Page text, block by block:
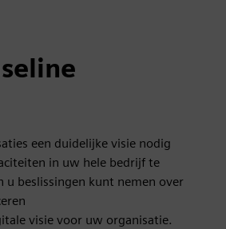
een duidelijke visie nodig
in uw hele bedrijf te
beslissingen kunt nemen over
visie voor uw organisatie.